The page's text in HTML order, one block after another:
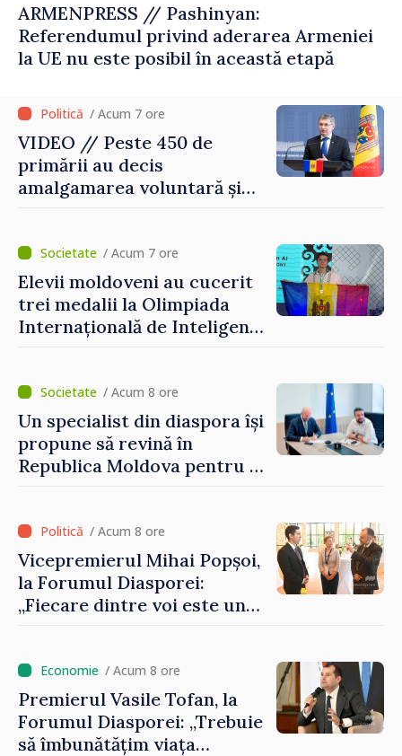
ARMENPRESS // Pashinyan:
Referendumul privind aderarea Armeniei
la UE nu este posibil în această etapă
/ Acum 7 ore
VIDEO // Peste 450 de
primării au decis
amalgamarea voluntară și
Grosu: „Este important să
depășim blocajele și să dăm o
șansă localităților să se
dezvolte”
/ Acum 7 ore
Elevii moldoveni au cucerit
trei medalii la Olimpiada
Internațională de Inteligență
/ Acum 8 ore
Un specialist din diaspora își
propune să revină în
Republica Moldova pentru a
/ Acum 8 ore
Vicepremierul Mihai Popșoi,
la Forumul Diasporei:
„Fiecare dintre voi este un
imaginii Republicii Moldova”
/ Acum 8 ore
Premierul Vasile Tofan, la
Forumul Diasporei: „Trebuie
să îmbunătățim viața